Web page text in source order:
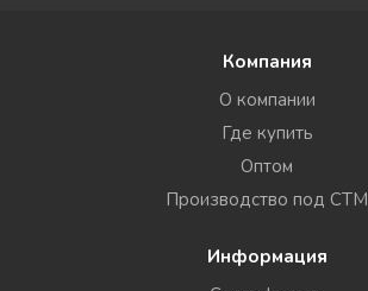
Компания
О компании
Где купить
Оптом
Производство под СТМ
Информация